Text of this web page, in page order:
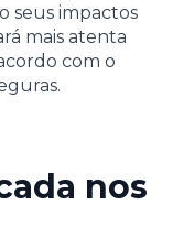
seus impactos
mais atenta
com o
nos